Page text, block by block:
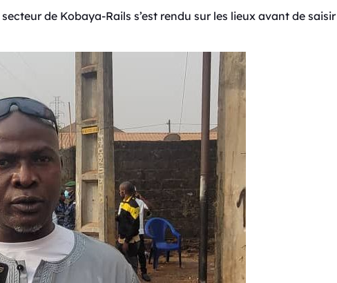
de Kobaya-Rails s’est rendu sur les lieux avant de saisir